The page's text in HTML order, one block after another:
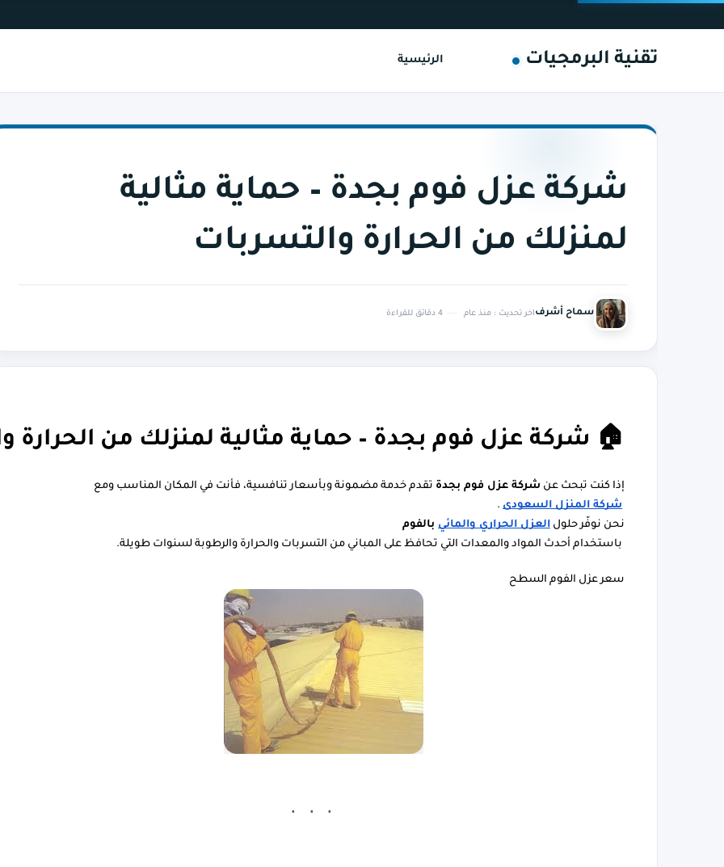
تقنية البرمجيات الرئيسية
شركة عزل فوم بجدة – حماية مثالية
لمنزلك من الحرارة والتسربات
سماح أشرفاخر تحديث : منذ عام 4 دقائق للقراءة
🏠 شركة عزل فوم بجدة – حماية مثالية لمنزلك من الحرارة
إذا كنت تبحث عن شركة عزل فوم بجدة تقدم خدمة مضمونة وبأسعار تنافسية، فأنت في المكان المناسب ومع
شركة المنزل السعودى .
نحن نوفّر حلول العزل الحراري والمائي بالفوم
باستخدام أحدث المواد والمعدات التي تحافظ على المباني من التسربات والحرارة والرطوبة لسنوات طويلة.
سعر عزل الفوم السطح